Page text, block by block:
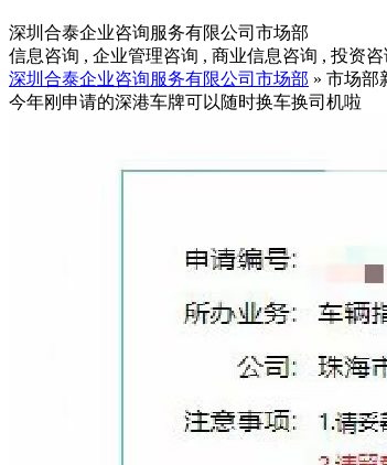
深圳合泰企业咨询服务有限公司市场部
信息咨询 , 企业管理咨询 , 商业信息咨询 , 投资
深圳合泰企业咨询服务有限公司市场部 » 市场部
今年刚申请的深港车牌可以随时换车换司机啦